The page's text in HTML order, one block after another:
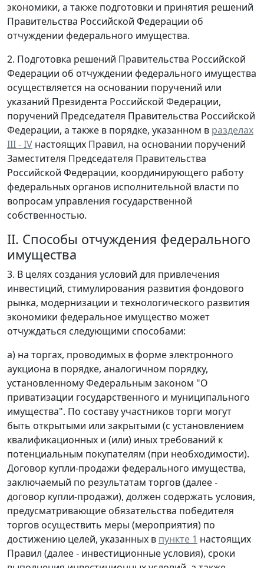
экономики, а также подготовки и принятия решений
Правительства Российской Федерации об
отчуждении федерального имущества.
2. Подготовка решений Правительства Российской
Федерации об отчуждении федерального имущества
осуществляется на основании поручений или
указаний Президента Российской Федерации,
поручений Председателя Правительства Российской
Федерации, а также в порядке, указанном в разделах
III - IV настоящих Правил, на основании поручений
Заместителя Председателя Правительства
Российской Федерации, координирующего работу
федеральных органов исполнительной власти по
вопросам управления государственной
собственностью.
II. Способы отчуждения федерального
имущества
3. В целях создания условий для привлечения
инвестиций, стимулирования развития фондового
рынка, модернизации и технологического развития
экономики федеральное имущество может
отчуждаться следующими способами:
а) на торгах, проводимых в форме электронного
аукциона в порядке, аналогичном порядку,
установленному Федеральным законом "О
приватизации государственного и муниципального
имущества". По составу участников торги могут
быть открытыми или закрытыми (с установлением
квалификационных и (или) иных требований к
потенциальным покупателям (при необходимости).
Договор купли-продажи федерального имущества,
заключаемый по результатам торгов (далее -
договор купли-продажи), должен содержать условия,
предусматривающие обязательства победителя
торгов осуществить меры (мероприятия) по
достижению целей, указанных в пункте 1 настоящих
Правил (далее - инвестиционные условия), сроки